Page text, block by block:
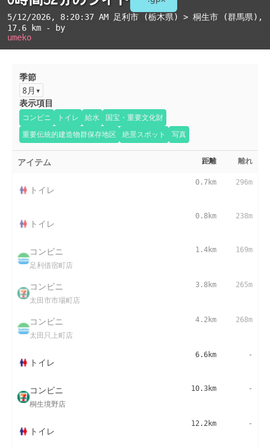
5/12/2026, 8:20:37 AM 足利市 (栃木県) > 桐生市 (群馬県) ,
17.6 km - by
umeko
季節
8月
表示項目
コンビニ トイレ 給水
国宝・重要文化財
重要伝統的建造物群保存地区
絶景スポット 写真
アイテム 距離 離れ
トイレ
0.7km 296m
トイレ
0.8km 238m
コンビニ
足利借宿町店
1.4km 169m
コンビニ
太田市市場町店
3.8km 265m
コンビニ
太田只上町店
4.2km 268m
トイレ
6.6km -
コンビニ
桐生境野店
10.3km -
トイレ
12.2km -